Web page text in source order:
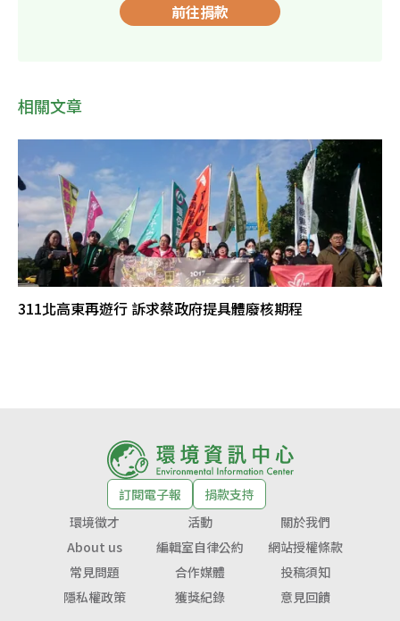
前往捐款
相關文章
311北高東再遊行 訴求蔡政府提具體廢核期程
訂閱電子報
捐款支持
環境徵才
活動
關於我們
About us
編輯室自律公約
網站授權條款
常見問題
合作媒體
投稿須知
隱私權政策
獲獎紀錄 意見回饋